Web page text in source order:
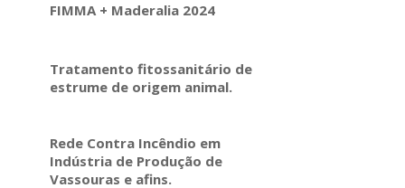
FIMMA + Maderalia 2024
Tratamento fitossanitário de
estrume de origem animal.
Rede Contra Incêndio em
Indústria de Produção de
Vassouras e afins.